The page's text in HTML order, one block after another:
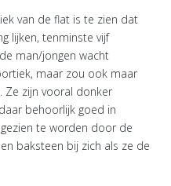
van de flat is te zien dat
lijken, tenminste vijf
man/jongen wacht
maar zou ook maar
Ze zijn vooral donker
behoorlijk goed in
te worden door de
baksteen bij zich als ze de